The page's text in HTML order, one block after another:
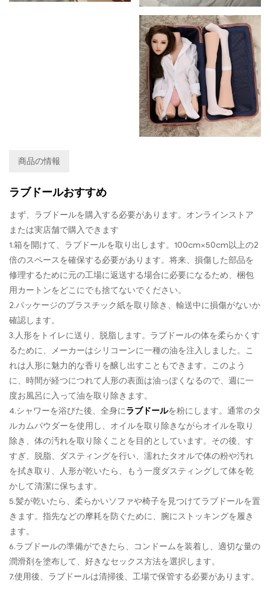
商品の情報
ラブドールおすすめ
まず、ラブドールを購入する必要があります。オンラインストア
または実店舗で購入できます
1.箱を開けて、ラブドールを取り出します。100cm×50cm以上の2
倍のスペースを確保する必要があります。将来、損傷した部品を
修理するために元の工場に返送する場合に必要になるため、梱包
用カートンをどこにでも捨てないでください。
2.パッケージのプラスチック紙を取り除き、輸送中に損傷がないか
確認します。
3.人形をトイレに送り、脱脂します。ラブドールの体を柔らかくす
るために、メーカーはシリコーンに一種の油を注入しました。こ
れは人形に魅力的な香りを醸し出すこともできます。このよう
に、時間が経つにつれて人形の表面は油っぽくなるので、週に一
度お風呂に入って油を取り除きます。
4.シャワーを浴びた後、全身にラブドールを粉にします。通常のタ
ルカムパウダーを使用し、オイルを取り除きながらオイルを取り
除き、体の汚れを取り除くことを目的としています。その後、す
すぎ、脱脂、ダスティングを行い、濡れたタオルで体の粉や汚れ
を拭き取り、人形が乾いたら、もう一度ダスティングして体を乾
かして清潔に保ちます。
5.髪が乾いたら、柔らかいソファや椅子を見つけてラブドールを置
きます。指先などの摩耗を防ぐために、腕にストッキングを履き
ます。
6.ラブドールの準備ができたら、コンドームを装着し、適切な量の
潤滑剤を塗布して、好きなセックス方法を選択します。
7.使用後、ラブドールは清掃後、工場で保管する必要があります。